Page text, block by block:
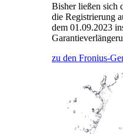
Bisher ließen sich
die Registrierung
dem 01.09.2023
zu den Fronius-